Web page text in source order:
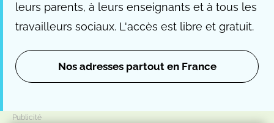
leurs parents, à leurs enseignants et à tous les
travailleurs sociaux. L'accès est libre et gratuit.
Nos adresses partout en France